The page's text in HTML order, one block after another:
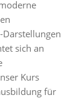
sich an
Kurs
für